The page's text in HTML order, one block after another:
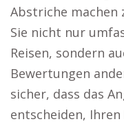
Abstriche machen
Sie nicht nur
Reisen, sondern
Bewertungen
sicher, dass das
entscheiden,